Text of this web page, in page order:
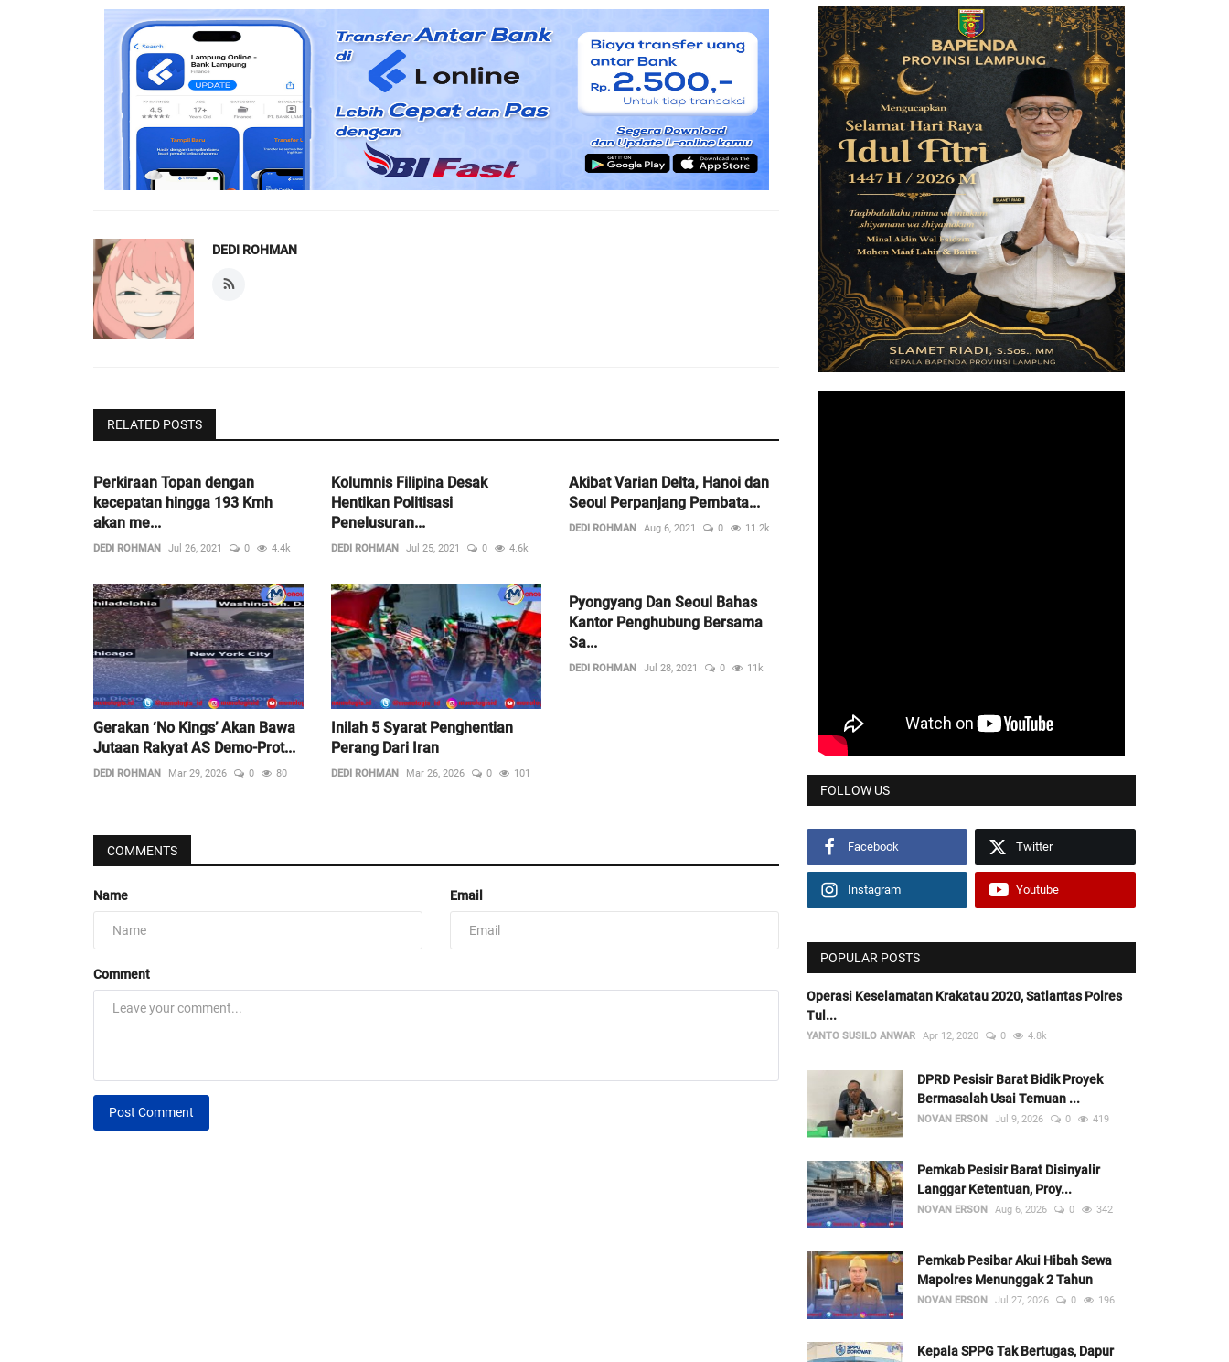
DEDI ROHMAN
RELATED POSTS
Perkiraan Topan dengan
kecepatan hingga 193 Kmh
akan me...
DEDI ROHMAN Jul 26, 2021 0 4.4k
Kolumnis Filipina Desak
Hentikan Politisasi
Penelusuran...
DEDI ROHMAN Jul 25, 2021 0 4.6k
Akibat Varian Delta, Hanoi dan
Seoul Perpanjang Pembata...
DEDI ROHMAN Aug 6, 2021 0 11.2k
Gerakan ‘No Kings’ Akan Bawa
Jutaan Rakyat AS Demo-Prot...
DEDI ROHMAN Mar 29, 2026 0 80
Inilah 5 Syarat Penghentian
Perang Dari Iran
DEDI ROHMAN Mar 26, 2026 0 101
Pyongyang Dan Seoul Bahas
Kantor Penghubung Bersama
Sa...
DEDI ROHMAN Jul 28, 2021 0 11k
COMMENTS
Name Email
Comment
Post Comment
FOLLOW US
Facebook Twitter
Instagram Youtube
POPULAR POSTS
Operasi Keselamatan Krakatau 2020, Satlantas Polres
Tul...
YANTO SUSILO ANWAR Apr 12, 2020 0 4.8k
DPRD Pesisir Barat Bidik Proyek
Bermasalah Usai Temuan ...
NOVAN ERSON Jul 9, 2026 0 419
Pemkab Pesisir Barat Disinyalir
Langgar Ketentuan, Proy...
NOVAN ERSON Aug 6, 2026 0 342
Pemkab Pesibar Akui Hibah Sewa
Mapolres Menunggak 2 Tahun
NOVAN ERSON Jul 27, 2026 0 196
Kepala SPPG Tak Bertugas, Dapur